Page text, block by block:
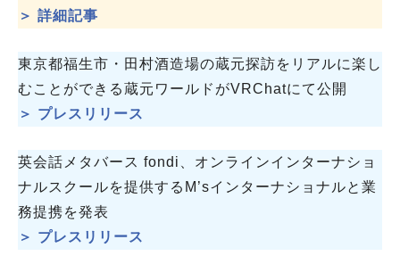
＞ 詳細記事
東京都福生市・田村酒造場の蔵元探訪をリアルに楽し
むことができる蔵元ワールドがVRChatにて公開
＞ プレスリリース
英会話メタバース fondi、オンラインインターナショ
ナルスクールを提供するM’sインターナショナルと業
務提携を発表
＞ プレスリリース